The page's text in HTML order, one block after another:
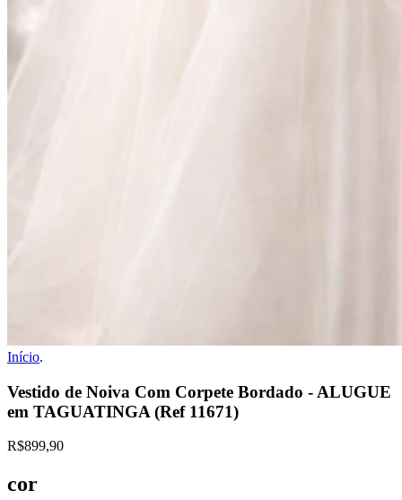
Início.
Vestido de Noiva Com Corpete Bordado - ALUGUE
em TAGUATINGA (Ref 11671)
R$899,90
cor